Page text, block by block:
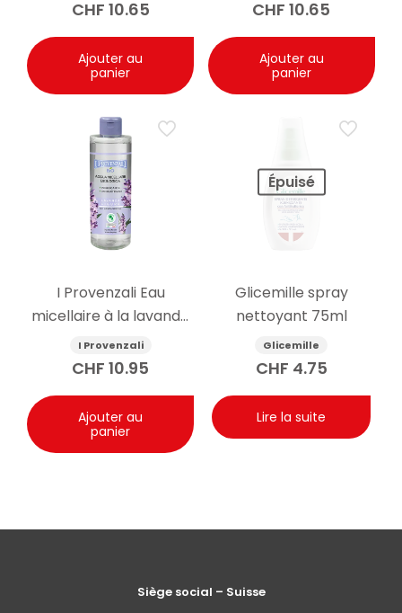
CHF 10.65
Ajouter au
panier
CHF 10.65
Ajouter au
panier
I Provenzali Eau
micellaire à la lavande
bio 400ml
I Provenzali
CHF 10.95
Ajouter au
panier
Épuisé
Glicemille spray
nettoyant 75ml
Glicemille
CHF 4.75
Lire la suite
Siège social – Suisse